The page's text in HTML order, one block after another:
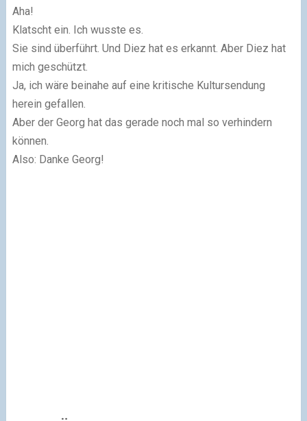
Aha!
Klatscht ein. Ich wusste es.
Sie sind überführt. Und Diez hat es erkannt. Aber Diez hat
mich geschützt.
Ja, ich wäre beinahe auf eine kritische Kultursendung
herein gefallen.
Aber der Georg hat das gerade noch mal so verhindern
können.
Also: Danke Georg!